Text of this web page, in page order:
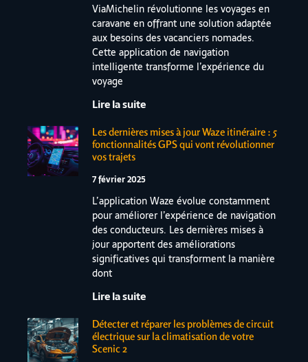
ViaMichelin révolutionne les voyages en
caravane en offrant une solution adaptée
aux besoins des vacanciers nomades.
Cette application de navigation
intelligente transforme l’expérience du
voyage
Lire la suite
Les dernières mises à jour Waze itinéraire : 5
fonctionnalités GPS qui vont révolutionner
vos trajets
7 février 2025
L’application Waze évolue constamment
pour améliorer l’expérience de navigation
des conducteurs. Les dernières mises à
jour apportent des améliorations
significatives qui transforment la manière
dont
Lire la suite
Détecter et réparer les problèmes de circuit
électrique sur la climatisation de votre
Scenic 2